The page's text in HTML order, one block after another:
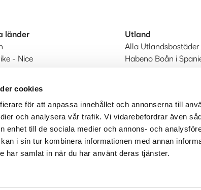
cookies
för att anpassa innehållet och annonserna till
och analysera vår trafik. Vi vidarebefordrar även
enhet till de sociala medier och annons- och
i sin tur kombinera informationen med annan
har samlat in när du har använt deras tjänster.
länder
- Nice
Utland
Alla Utlandsbostäder
Habeno Boån i